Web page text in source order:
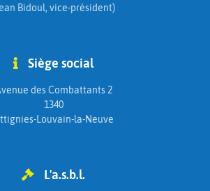
Bidoul, vice-président)
Siège social
des Combattants 2
1340
Louvain-la-Neuve
L'a.s.b.l.